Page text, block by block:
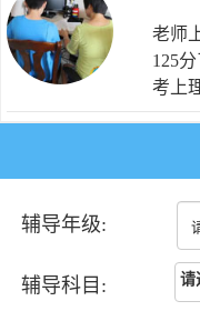
老师
125
考上
于*阳
导到
辅导年级:
辅导科目: 请